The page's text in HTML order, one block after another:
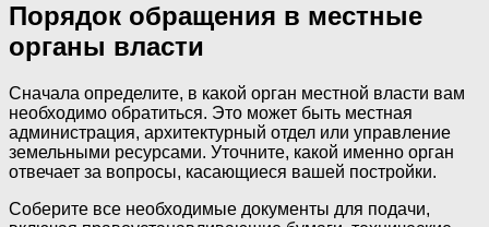
Порядок обращения в местные
органы власти
Сначала определите, в какой орган местной власти вам
необходимо обратиться. Это может быть местная
администрация, архитектурный отдел или управление
земельными ресурсами. Уточните, какой именно орган
отвечает за вопросы, касающиеся вашей постройки.
Соберите все необходимые документы для подачи,